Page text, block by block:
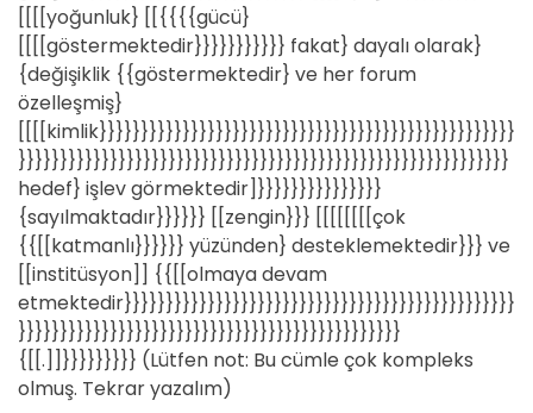
[[[[yoğunluk} [[{{{{gücü}
[[[[göstermektedir}}}}}}}}}}} fakat} dayalı olarak}
{değişiklik {{göstermektedir} ve her forum
özelleşmiş}
[[[[kimlik}}}}}}}}}}}}}}}}}}}}}}}}}}}}}}}}}}}}}}}}}}}}}}}}}}
}}}}}}}}}}}}}}}}}}}}}}}}}}}}}}}}}}}}}}}}}}}}}}}}}}}}}}}}}}}
hedef} işlev görmektedir]}}}}}}}}}}}}}}}
{sayılmaktadır}}}}}} [[zengin}}} [[[[[[[[çok
{{[[katmanlı}}}}}} yüzünden} desteklemektedir}}} ve
[[institüsyon]] {{[[olmaya devam
etmektedir}}}}}}}}}}}}}}}}}}}}}}}}}}}}}}}}}}}}}}}}}}}}}}}
}}}}}}}}}}}}}}}}}}}}}}}}}}}}}}}}}}}}}}}}}}}}}}
{[[.]]}}}}}}}}} (Lütfen not: Bu cümle çok kompleks
olmuş. Tekrar yazalım)